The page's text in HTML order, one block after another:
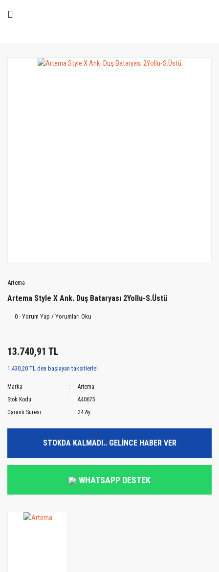
Artema
Artema Style X Ank. Duş Bataryası 2Yollu-S.Üstü
0 - Yorum Yap / Yorumları Oku
13.740,91 TL
1.430,20 TL den başlayan taksitlerle!
Marka
Artema
Stok Kodu
A40675
Garanti Süresi
24 Ay
STOKDA KALMADI.. GELİNCE HABER VER
WHATSAPP DESTEK